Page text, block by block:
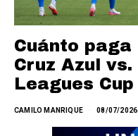
Cuánto
Cruz Azul
Leagues Cup
CAMILO MANRIQUE 08/07/2026